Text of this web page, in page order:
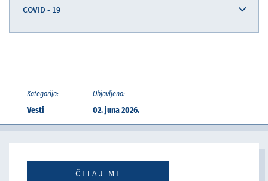
COVID - 19
Kategorija:
Vesti
Objavljeno:
02. juna 2026.
ČITAJ MI